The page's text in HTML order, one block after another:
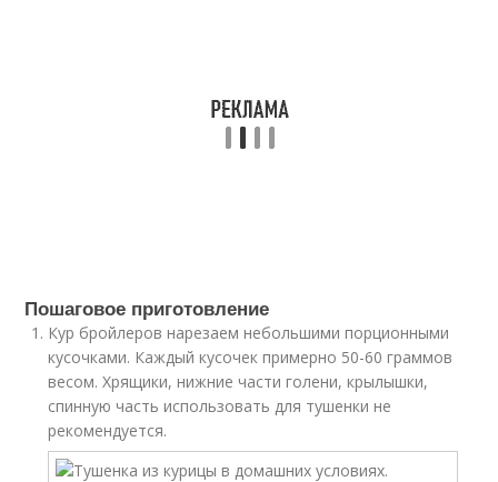
Пошаговое приготовление
Кур бройлеров нарезаем небольшими порционными
кусочками. Каждый кусочек примерно 50-60 граммов
весом. Хрящики, нижние части голени, крылышки,
спинную часть использовать для тушенки не
рекомендуется.